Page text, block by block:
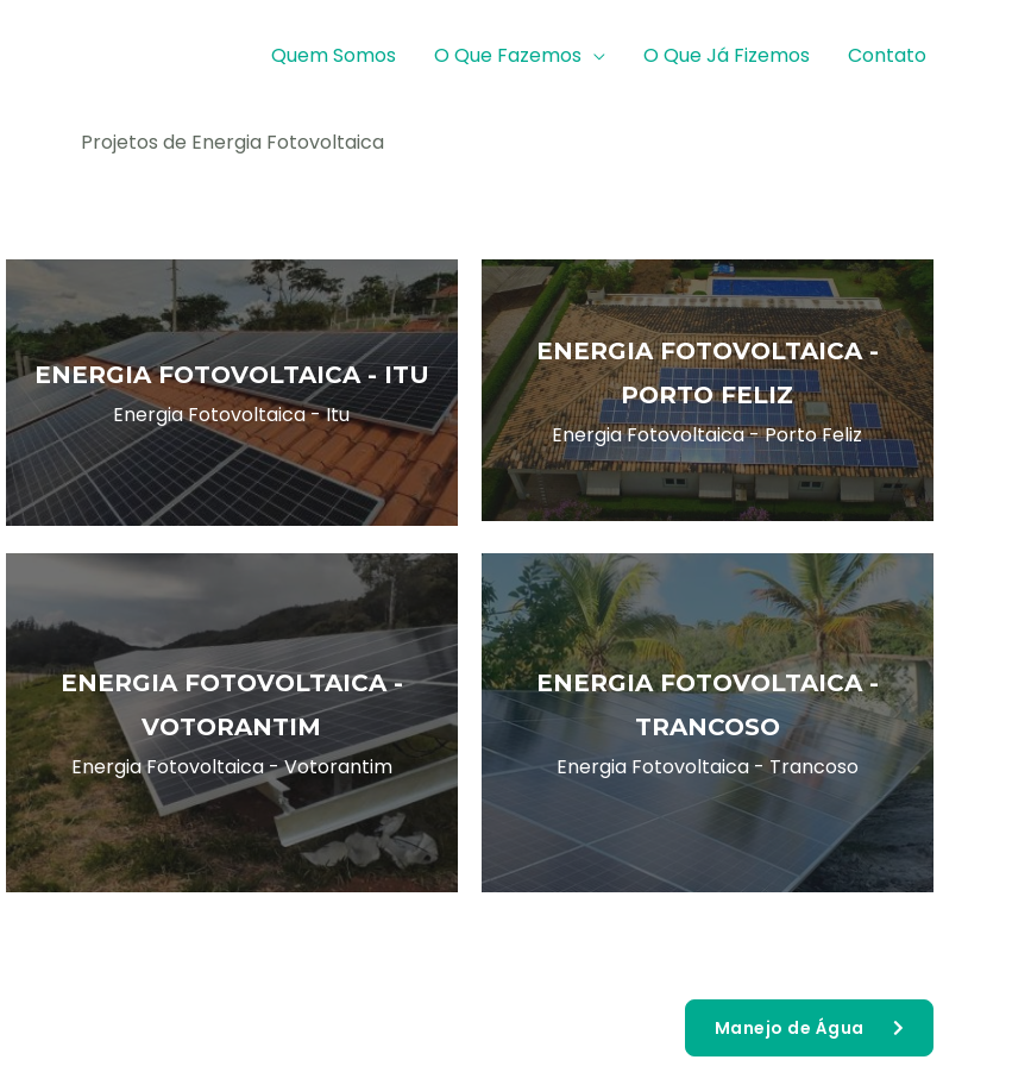
Quem Somos O Que Fazemos O Que Já Fizemos Contato
Projetos de Energia Fotovoltaica
ENERGIA FOTOVOLTAICA - ITU
Energia Fotovoltaica - Itu
ENERGIA FOTOVOLTAICA -
PORTO FELIZ
Energia Fotovoltaica - Porto Feliz
ENERGIA FOTOVOLTAICA -
VOTORANTIM
Energia Fotovoltaica - Votorantim
ENERGIA FOTOVOLTAICA -
TRANCOSO
Energia Fotovoltaica - Trancoso
Manejo de Água